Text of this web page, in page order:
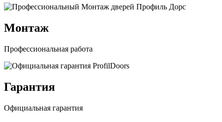
Монтаж
Профессиональная работа
Гарантия
Официальная гарантия